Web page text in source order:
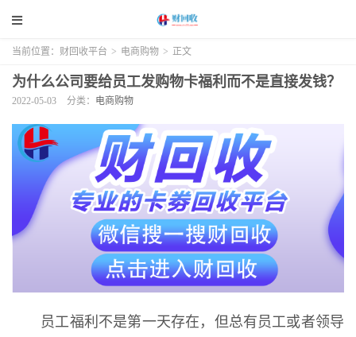
当前位置： 财回收平台 > 电商购物 > 正文
为什么公司要给员工发购物卡福利而不是直接发钱？
2022-05-03 分类： 电商购物
员工福利不是第一天存在，但总有员工或者领导